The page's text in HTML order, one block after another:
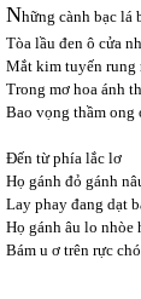
Những cành bạc lá
Tòa lầu đen ô cửa
Mắt kim tuyến rung
Trong mơ hoa ánh
Bao vọng thầm ong
Đến từ phía lắc lơ
Họ gánh đỏ gánh
Lay phay đang dạt
Họ gánh âu lo nhòe
Bám u ơ trên rực